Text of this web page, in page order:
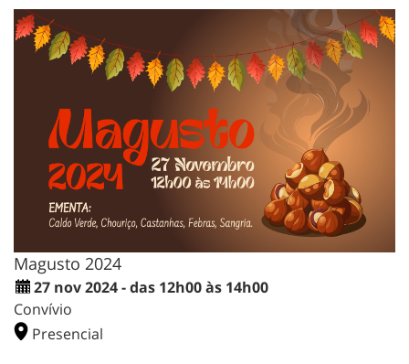
Magusto 2024
27 nov 2024 - das 12h00 às 14h00
Convívio
Presencial